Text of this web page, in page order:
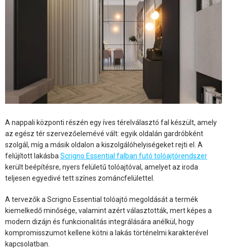
A nappali központi részén egy íves térelválasztó fal készült, amely
az egész tér szervezőelemévé vált: egyik oldalán gardróbként
szolgál, míg a másik oldalon a kiszolgálóhelyiségeket rejti el. A
felújított lakásba Scrigno Essential falban futó tolóajtórendszer
került beépítésre, nyers felületű tolóajtóval, amelyet az iroda
teljesen egyedivé tett színes zománcfelülettel.
A tervezők a Scrigno Essential tolóajtó megoldását a termék
kiemelkedő minősége, valamint azért választották, mert képes a
modern dizájn és funkcionalitás integrálására anélkül, hogy
kompromisszumot kellene kötni a lakás történelmi karakterével
kapcsolatban.